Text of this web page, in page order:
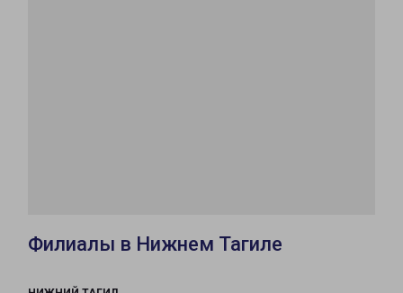
Филиалы в Нижнем Тагиле